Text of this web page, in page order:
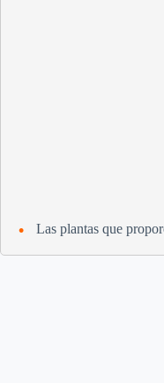
Las plantas que